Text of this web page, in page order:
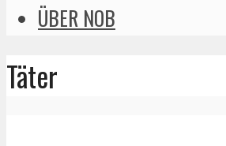
ÜBER NOB
Täter